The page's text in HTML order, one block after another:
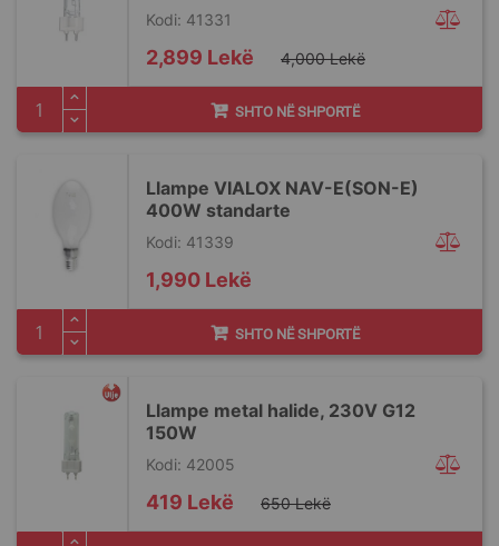
Kodi: 41331
Special
Price
2,899 Lekë 4,000 Lekë
SHTO NË SHPORTË
Llampe VIALOX NAV-E(SON-E)
400W standarte
Kodi: 41339
1,990 Lekë
SHTO NË SHPORTË
Llampe metal halide, 230V G12
150W
Kodi: 42005
Special
Price
419 Lekë 650 Lekë